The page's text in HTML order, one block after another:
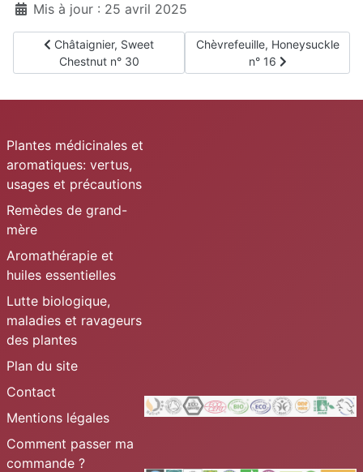
Mis à jour : 25 avril 2025
Article précédent : Châtaignier, Sweet Chestnut n° 30
Châtaignier, Sweet
Chestnut n° 30
Article suivant : Chèvrefeuille,
Chèvrefeuille, Honeysuckle
n° 16
Plantes médicinales et
aromatiques: vertus,
usages et précautions
Remèdes de grand-
mère
Aromathérapie et
huiles essentielles
Lutte biologique,
maladies et ravageurs
des plantes
Plan du site
Contact
Mentions légales
Comment passer ma
commande ?